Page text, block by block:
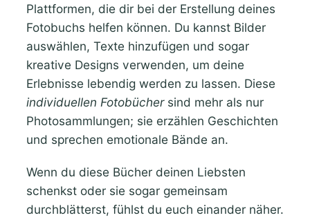
Plattformen, die dir bei der Erstellung deines
Fotobuchs helfen können. Du kannst Bilder
auswählen, Texte hinzufügen und sogar
kreative Designs verwenden, um deine
Erlebnisse lebendig werden zu lassen. Diese
individuellen Fotobüchersind mehr als nur
Photosammlungen; sie erzählen Geschichten
und sprechen emotionale Bände an.
Wenn du diese Bücher deinen Liebsten
schenkst oder sie sogar gemeinsam
durchblätterst, fühlst du euch einander näher.